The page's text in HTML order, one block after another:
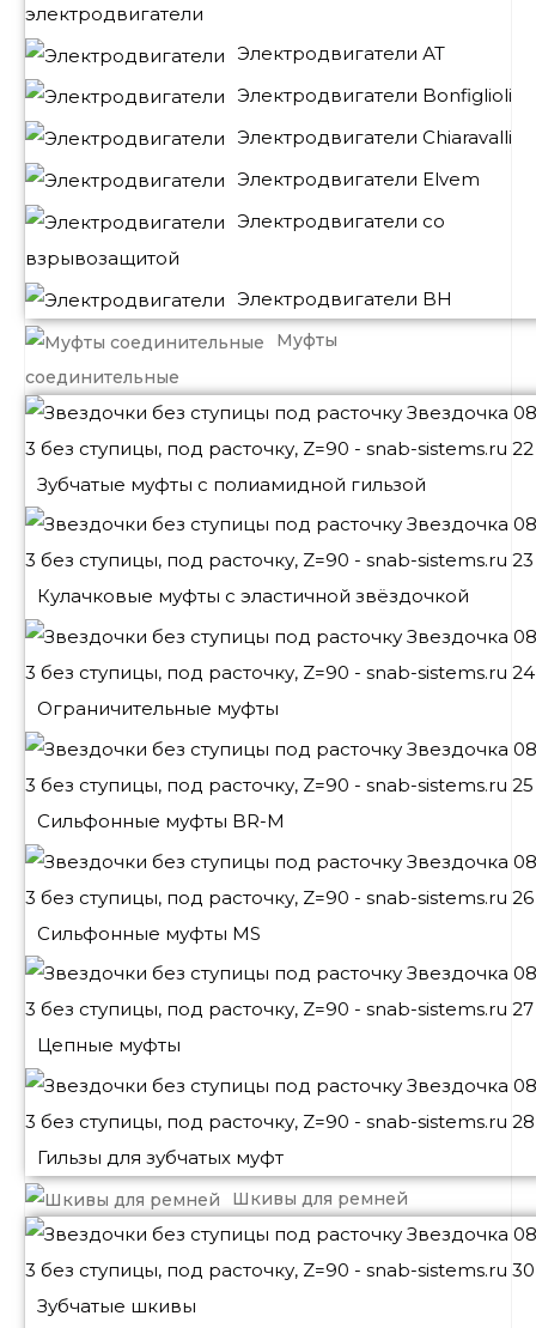
электродвигатели
Электродвигатели АТ
Электродвигатели Bonfiglioli
Электродвигатели Chiaravalli
Электродвигатели Elvem
Электродвигатели со
взрывозащитой
Электродвигатели BH
Муфты
соединительные
Зубчатые муфты с полиамидной гильзой
Кулачковые муфты с эластичной звёздочкой
Ограничительные муфты
Сильфонные муфты BR-M
Сильфонные муфты MS
Цепные муфты
Гильзы для зубчатых муфт
Шкивы для ремней
Зубчатые шкивы